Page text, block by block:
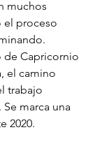
muchos
el proceso
de Capricornio
el camino
trabajo
marca una
2020.